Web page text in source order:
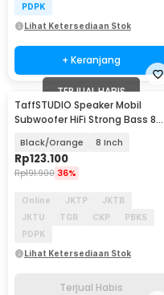
PDPK
Lihat Ketersediaan Stok
+ Keranjang
TERJUAL HABIS
TaffSTUDIO Speaker Mobil
Subwoofer HiFi Strong Bass 80
Black/Orange 8 Inch
Rp123.100
Rp191.900 36%
Online JKTP
JKTB
JKTU
TGR CKP
PBKS
PDPK
Lihat Ketersediaan Stok
Terjual Habis